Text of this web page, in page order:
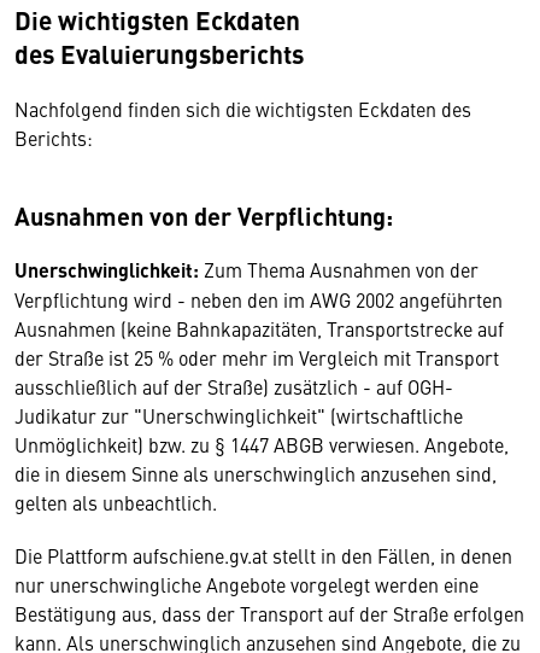
Die wichtigsten Eckdaten
des Evaluierungsberichts
Nachfolgend finden sich die wichtigsten Eckdaten des
Berichts:
Ausnahmen von der Verpflichtung:
Unerschwinglichkeit: Zum Thema Ausnahmen von der
Verpflichtung wird - neben den im AWG 2002 angeführten
Ausnahmen (keine Bahnkapazitäten, Transportstrecke auf
der Straße ist 25 % oder mehr im Vergleich mit Transport
ausschließlich auf der Straße) zusätzlich - auf OGH-
Judikatur zur "Unerschwinglichkeit" (wirtschaftliche
Unmöglichkeit) bzw. zu § 1447 ABGB verwiesen. Angebote,
die in diesem Sinne als unerschwinglich anzusehen sind,
gelten als unbeachtlich.
Die Plattform aufschiene.gv.at stellt in den Fällen, in denen
nur unerschwingliche Angebote vorgelegt werden eine
Bestätigung aus, dass der Transport auf der Straße erfolgen
kann. Als unerschwinglich anzusehen sind Angebote, die zu